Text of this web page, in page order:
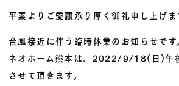
平素よりご愛顧承り厚く御礼申し上げま
台風接近に伴う臨時休業のお知らせです。
ネオホーム熊本は、2022/9/18(日)午
させて頂きます。